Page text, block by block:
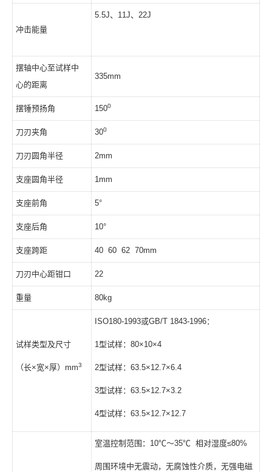
冲击能量
5.5J、11J、22J
摆轴中心至试样中
心的距离
335mm
摆锤预扬角 1500
刀刃夹角 300
刀刃圆角半径 2mm
支座圆角半径 1mm
支座前角 5°
支座后角 10°
支座跨距 40 60 62 70mm
刀刃中心距钳口 22
重量 80kg
试样类型及尺寸
（长×宽×厚）mm3
ISO180-1993或GB/T 1843-1996：
1型试样：80×10×4
2型试样：63.5×12.7×6.4
3型试样：63.5×12.7×3.2
4型试样：63.5×12.7×12.7
室温控制范围：10℃～35℃ 相对湿度≤80%
周围环境中无震动，无腐蚀性介质，无强电磁